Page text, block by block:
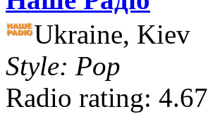
Ukraine, Kiev
Style: Pop
Radio rating: 4.67